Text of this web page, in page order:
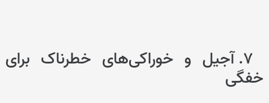
۷. آجیل و خوراکی‌های خطرناک برای
خفگی